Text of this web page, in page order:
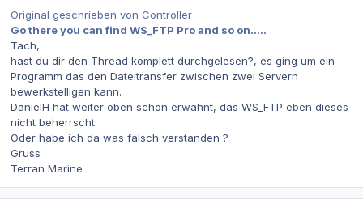
Original geschrieben von Controller
Go there you can find WS_FTP Pro and so on.....
Tach,
hast du dir den Thread komplett durchgelesen?, es ging um ein
Programm das den Dateitransfer zwischen zwei Servern
bewerkstelligen kann.
DanielH hat weiter oben schon erwähnt, das WS_FTP eben dieses
nicht beherrscht.
Oder habe ich da was falsch verstanden ?
Gruss
Terran Marine